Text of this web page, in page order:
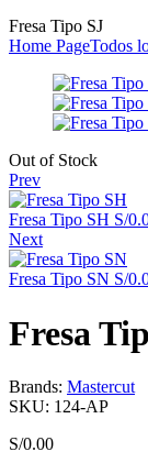
Fresa Tipo SJ
Home PageTodos
Availability:
Out of Stock
Prev
Fresa Tipo SH S/
Next
Fresa Tipo SN S/
Fresa
Brands: Mastercut
SKU: 124-AP
S/0.00